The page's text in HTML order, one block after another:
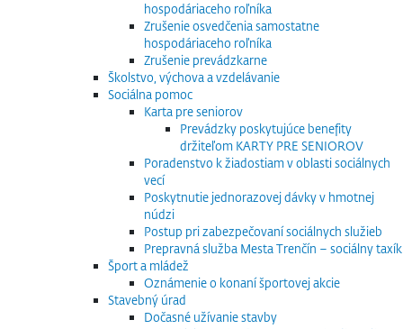
hospodáriaceho roľníka
Zrušenie osvedčenia samostatne
hospodáriaceho roľníka
Zrušenie prevádzkarne
Školstvo, výchova a vzdelávanie
Sociálna pomoc
Karta pre seniorov
Prevádzky poskytujúce benefity
držiteľom KARTY PRE SENIOROV
Poradenstvo k žiadostiam v oblasti sociálnych
vecí
Poskytnutie jednorazovej dávky v hmotnej
núdzi
Postup pri zabezpečovaní sociálnych služieb
Prepravná služba Mesta Trenčín – sociálny taxík
Šport a mládež
Oznámenie o konaní športovej akcie
Stavebný úrad
Dočasné užívanie stavby